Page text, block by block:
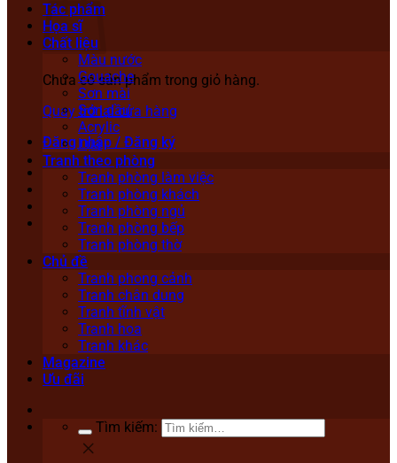
Chưa có sản phẩm trong giỏ hàng.
Quay trở lại cửa hàng
Đăng nhập / Đăng ký
Tác phẩm
Họa sĩ
Chất liệu
Màu nước
Gouache
Sơn mài
Sơn dầu
Acrylic
Lụa
Tranh theo phòng
Tranh phòng làm việc
Tranh phòng khách
Tranh phòng ngủ
Tranh phòng bếp
Tranh phòng thờ
Chủ đề
Tranh phong cảnh
Tranh chân dung
Tranh tĩnh vật
Tranh hoa
Tranh khác
Magazine
Ưu đãi
Tìm kiếm: